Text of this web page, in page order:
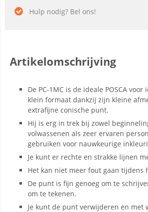
Hulp nodig? Bel ons!
Artikelomschrijving
De PC-1MC is de ideale POSCA
klein formaat dankzij zijn kleine
extrafijne conische punt.
Hij is erg in trek bij zowel
volwassenen als zeer ervaren
gebruiken voor nauwkeurige
Je kunt er rechte en strakke lijnen
Het kan niet meer fout gaan tijdens
De punt is fijn genoeg om te
om te tekenen.
Je kunt de punt verwijderen en met